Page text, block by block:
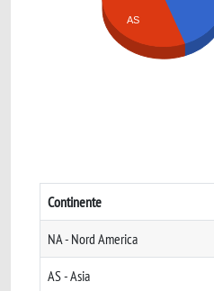
AS
Continente
NA - Nord America
AS - Asia